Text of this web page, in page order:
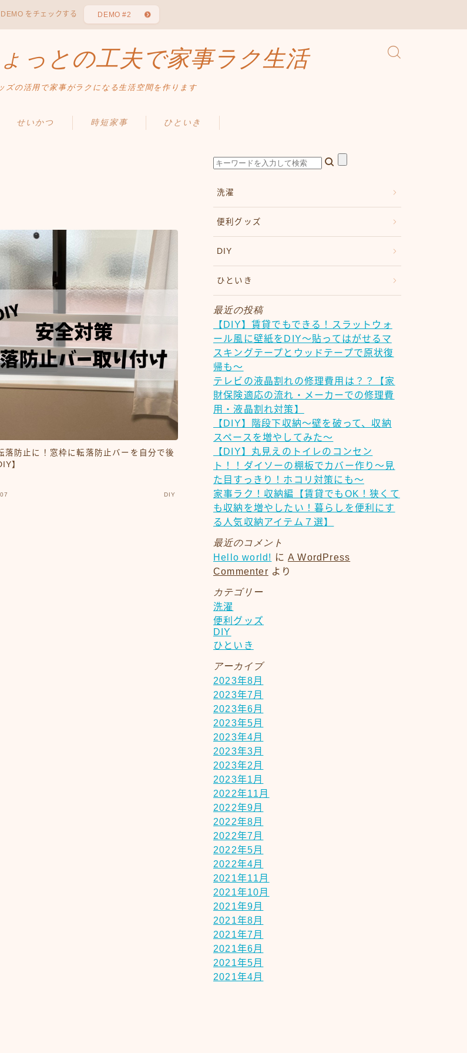
をチェックする DEMO #2
っとの工夫で家事ラク生活
ズの活用で家事がラクになる生活空間を作ります
せいかつ 時短家事 ひといき
落防止に！窓枠に転落防止バーを自分で後
】
DIY
洗濯
便利グッズ
DIY
ひといき
最近の投稿
【DIY】賃貸でもできる！スラットウォ
ール風に壁紙をDIY～貼ってはがせるマ
スキングテープとウッドテープで原状復
帰も～
テレビの液晶割れの修理費用は？？【家
財保険適応の流れ・メーカーでの修理費
用・液晶割れ対策】
【DIY】階段下収納～壁を破って、収納
スペースを増やしてみた～
【DIY】丸見えのトイレのコンセン
ト！！ダイソーの棚板でカバー作り～見
た目すっきり！ホコリ対策にも～
家事ラク！収納編【賃貸でもOK！狭くて
も収納を増やしたい！暮らしを便利にす
る人気収納アイテム７選】
最近のコメント
Hello world! にA WordPress
Commenter より
カテゴリー
洗濯
便利グッズ
DIY
ひといき
アーカイブ
2023年8月
2023年7月
2023年6月
2023年5月
2023年4月
2023年3月
2023年2月
2023年1月
2022年11月
2022年9月
2022年8月
2022年7月
2022年5月
2022年4月
2021年11月
2021年10月
2021年9月
2021年8月
2021年7月
2021年6月
2021年5月
2021年4月